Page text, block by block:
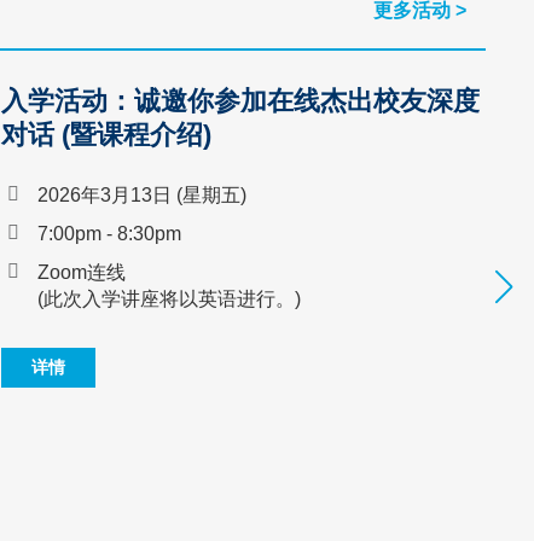
更多活动 >
入学活动：诚邀你参加在线杰出校友深度
对话 (暨课程介绍)
2026年3月13日 (星期五)
7:00pm - 8:30pm
Zoom连线
(此次入学讲座将以英语进行。)
详情